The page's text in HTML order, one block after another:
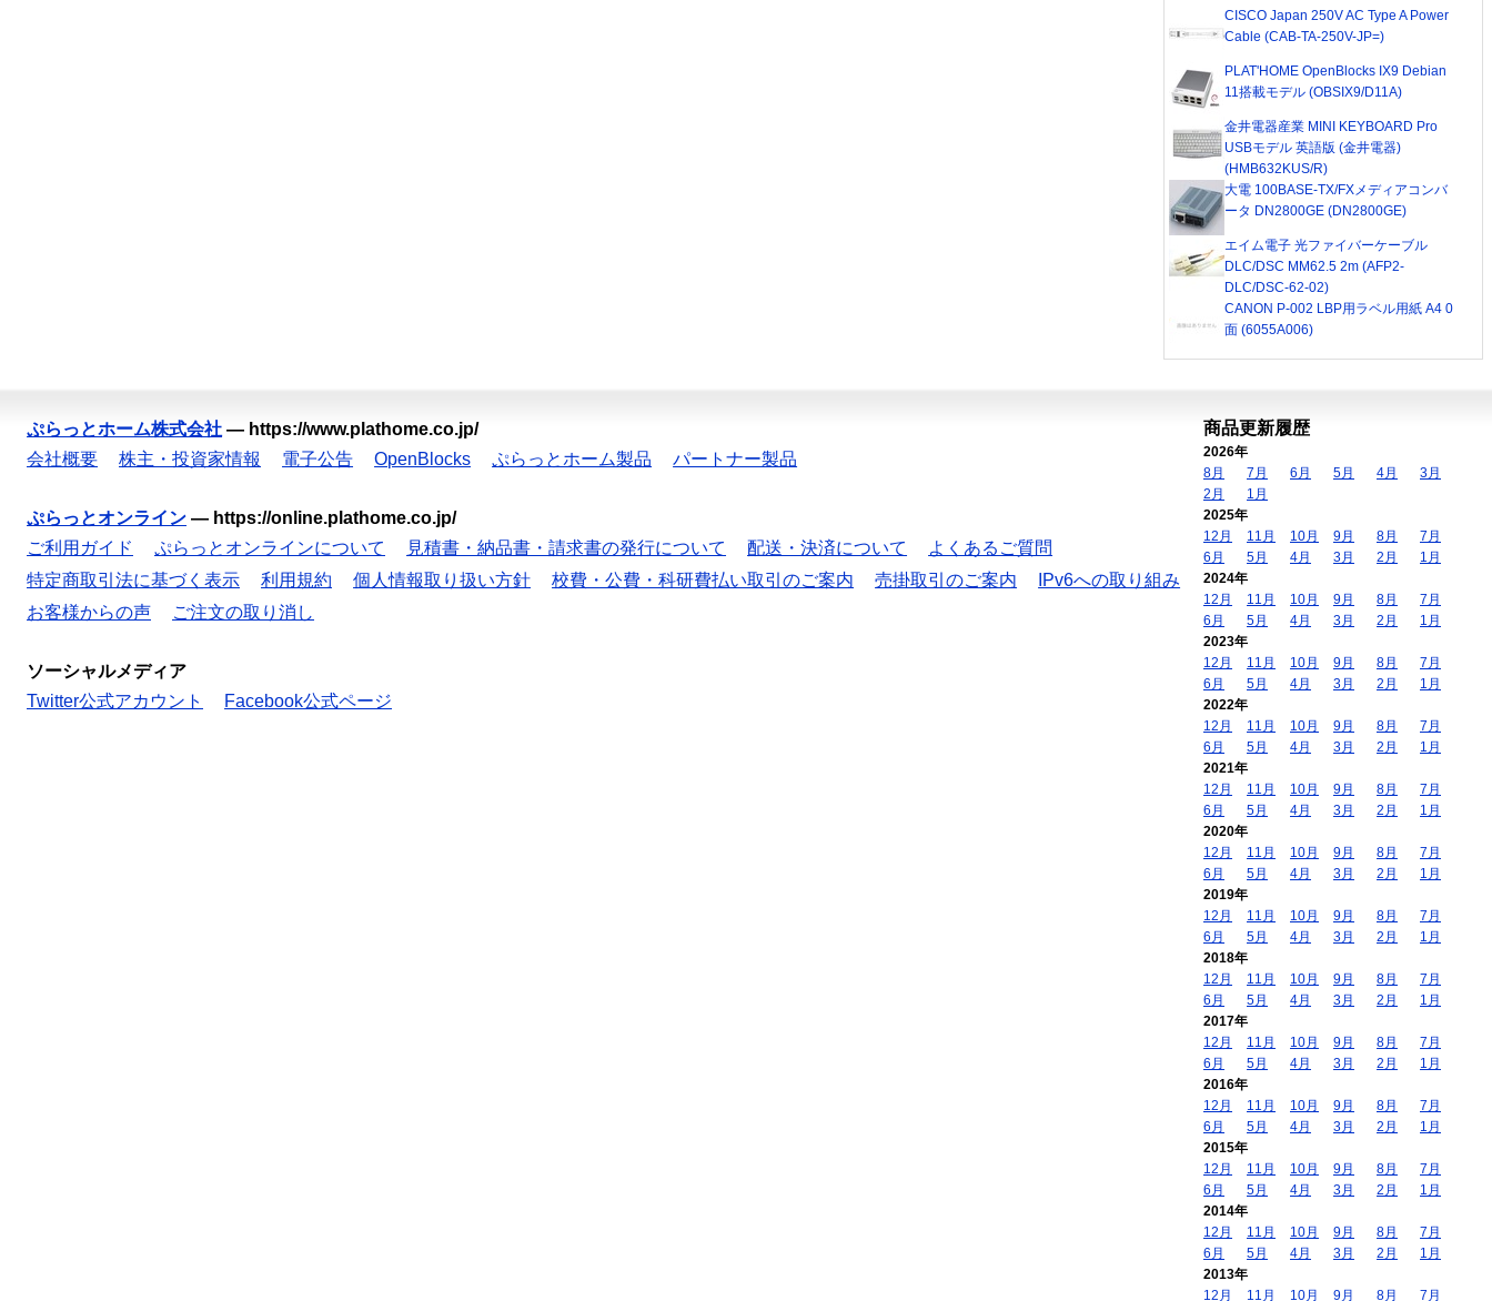
CISCO Japan 250V AC Type A Power
Cable (CAB-TA-250V-JP=)
PLAT'HOME OpenBlocks IX9 Debian
11搭載モデル (OBSIX9/D11A)
金井電器産業 MINI KEYBOARD Pro
USBモデル 英語版 (金井電器)
(HMB632KUS/R)
大電 100BASE-TX/FXメディアコンバ
ータ DN2800GE (DN2800GE)
エイム電子 光ファイバーケーブル
DLC/DSC MM62.5 2m (AFP2-
DLC/DSC-62-02)
CANON P-002 LBP用ラベル用紙 A4 0
面 (6055A006)
ぷらっとホーム株式会社 — https://www.plathome.co.jp/
会社概要
株主・投資家情報 電子公告 OpenBlocks ぷらっとホーム製品 パートナー製品
ぷらっとオンライン — https://online.plathome.co.jp/
ご利用ガイド
ぷらっとオンラインについて 見積書・納品書・請求書の発行について 配送・決済について
よくあるご質問
特定商取引法に基づく表示
利用規約 個人情報取り扱い方針 校費・公費・科研費払い取引のご案内 売掛取引のご案内
IPv6への取り組み
お客様からの声
ご注文の取り消し
ソーシャルメディア
Twitter公式アカウント
Facebook公式ページ
商品更新履歴
2026年
8月
7月 6月 5月 4月
3月
2月
1月
2025年
12月
11月 10月 9月 8月
7月
6月
5月 4月 3月 2月
1月
2024年
12月
11月 10月 9月 8月
7月
6月
5月 4月 3月 2月
1月
2023年
12月
11月 10月 9月 8月
7月
6月
5月 4月 3月 2月
1月
2022年
12月
11月 10月 9月 8月
7月
6月
5月 4月 3月 2月
1月
2021年
12月
11月 10月 9月 8月
7月
6月
5月 4月 3月 2月
1月
2020年
12月
11月 10月 9月 8月
7月
6月
5月 4月 3月 2月
1月
2019年
12月
11月 10月 9月 8月
7月
6月
5月 4月 3月 2月
1月
2018年
12月
11月 10月 9月 8月
7月
6月
5月 4月 3月 2月
1月
2017年
12月
11月 10月 9月 8月
7月
6月
5月 4月 3月 2月
1月
2016年
12月
11月 10月 9月 8月
7月
6月
5月 4月 3月 2月
1月
2015年
12月
11月 10月 9月 8月
7月
6月
5月 4月 3月 2月
1月
2014年
12月
11月 10月 9月 8月
7月
6月
5月 4月 3月 2月
1月
2013年
12月
11月 10月 9月 8月 7月